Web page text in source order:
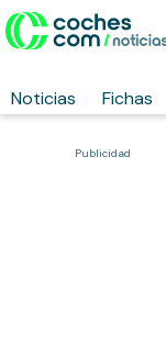
Noticias Fichas
Publicidad